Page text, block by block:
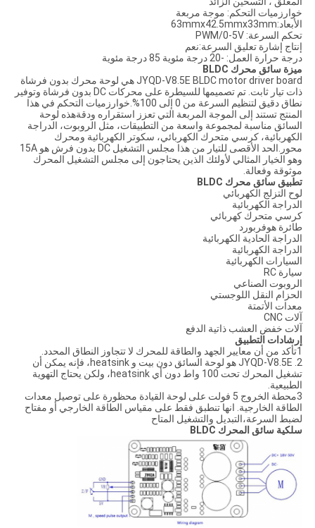
خوارزميات التحكم: موجة مربعة
الأبعاد:63mmx42.5mmx33mm
تحكم السرعة: PWM/0-5V
إنتاج إشارة تعليق السرعة:نعم
درجة حرارة العمل: -20 درجة مئوية 85 درجة مئوية
ميزة سائق محرك BLDC
JYQD-V8.5E BLDC motor driver board هي لوحة محرك بدون فرشاة
ذات تيار ثابت. تم تصميمها للسيطرة على محركات DC بدون فرشاة وتوفير
نطاق دقيق لتنظيم السرعة من 0 إلى 100%.خوارزميات التحكم في هذا
المنتج تستند إلى الموجة المربعة التي تعزز استقراره ودقةهذه لوحة
السائق مناسبة لمجموعة واسعة من التطبيقات، مثل الروبوت، الدراجة
الكهربائية، كرسي متحرك الكهربائي، سكوتر الكهربائية ومحرك
محور.الحد الأقصى للتيار من هذا مجلس التشغيل DC بدون فرش هو 15A
وهو الخيار المثالي لأولئك الذين يحتاجون إلى مجلس التشغيل المحرك
موثوقة وفعالة.
تطبيق سائق محرك BLDC
لوح التزلج الكهربائي
الدراجة الكهربائية
كرسي متحرك كهربائي
طائرة هوفربورد
الدراجة الحادية الكهربائية
الدراجة الكهربائية
السيارات الكهربائية
سيارة RC
الروبوت الصناعي
الحزام النقل اللوجستي
معدات الأتمتة
آلات CNC
آلات خفض العشب ذاتية الدفع
إرشادات التطبيق
1تأكد من أن معايير الجهد والطاقة للمحرك لا تتجاوز النطاق المحدد.
2. JYQD-V8.5E هو لوحة السائق دون بيت و heatsink، فإنه يمكن أن
تشغيل المحرك تحت 100 واط دون أي heatsink، ولكن يحتاج التهوية
الطبيعية.
3محطة الخروج 5 فولت على لوحة القيادة محظورة على توصيل معدات
الطاقة الخارجية. انها تنطبق فقط على مقياس الطاقة الخارجي أو مفتاح
لضبط السرعة،التبديل والتشغيل المتاح
سلكية سائق المحرك BLDC